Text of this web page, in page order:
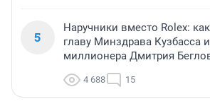
5
Наручники вместо Rolex:
главу Минздрава Кузбасса
миллионера Дмитрия
4 688 15